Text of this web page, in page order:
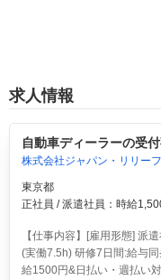
求人情報
自動車ディーラーの受
株式会社ジャパン・リリーフ
東京都
正社員 / 派遣社員：時給
【仕事内容】[雇用形態] 派
(実働7.5h) 研修7日間:給与
給1500円&日払い・週払い